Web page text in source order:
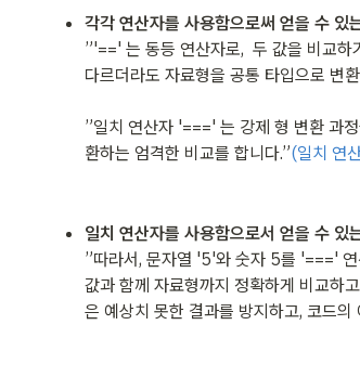
각각 연산자를 사용함으로써 얻을 수 있
”'==' 는 동등 연산자로,  두 값을 비교하
다르더라도 자료형을 공통 타입으로 변
”일치 연산자 '===' 는 강제 형 변환 과
환하는 엄격한 비교를 합니다.”(일치 연
일치 연산자를 사용함으로서 얻을 수 있
”따라서, 문자열 '5'와 숫자 5를 '==='
값과 함께 자료형까지 정확하게 비교하
은 예상치 못한 결과를 방지하고, 코드의